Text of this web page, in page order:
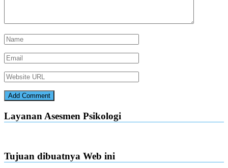
Layanan Asesmen Psikologi
Tujuan dibuatnya Web ini